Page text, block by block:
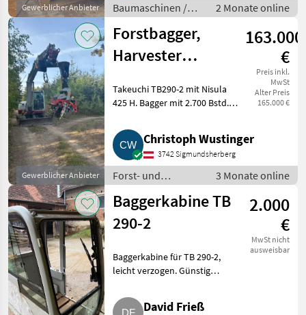
Gewerblicher Anbieter
Baumaschinen /
Kettenbagger
2 Monate online
Gewerblicher Anbieter
Forstbagger,
Harvester
2
163.000
€
Preis inkl.
MwSt
Alter Preis
165.000 €
Takeuchi TB290-2 mit Nisula
425 H. Bagger mit 2.700 Bstd.
Kopf wenig benutzt, ca. 800 fm.
Inklusive Volumen- und
Längenmessung. Bei Fra
Christoph Wustinger
3742 Sigmundsherberg
Forst- und
Holztechnik /
Forstkräne
3 Monate online
Baggerkabine TB
290-2
2.000
€
MwSt nicht
ausweisbar
Baggerkabine für TB 290-2,
leicht verzogen. Günstig
Baumaschinen Minibagger
David Frieß